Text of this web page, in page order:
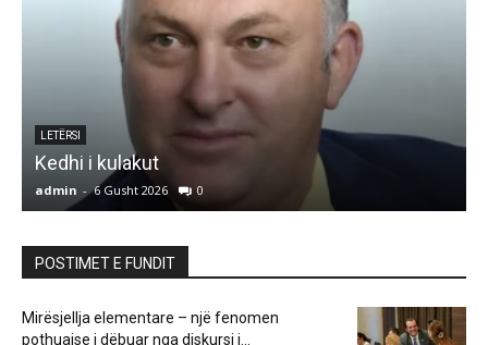
LETËRSI
Kedhi i kulakut
admin - 6 Gusht 2026 0
POSTIMET E FUNDIT
Mirësjellja elementare – një fenomen
pothuajse i dëbuar nga diskursi i...